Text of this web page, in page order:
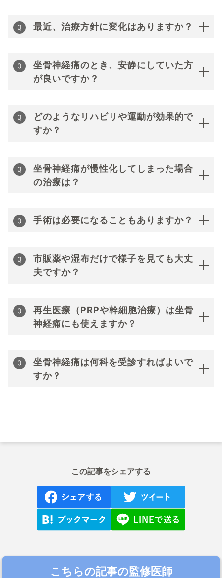
最近、治療方針に変化はありますか？
坐骨神経痛のとき、安静にしていた方
が良いですか？
どのようなリハビリや運動が効果的で
すか？
坐骨神経痛が慢性化してしまった場合
の治療は？
手術は必要になることもありますか？
市販薬や湿布だけで様子を見ても大丈
夫ですか？
再生医療（PRPや幹細胞治療）は坐骨
神経痛にも使えますか？
坐骨神経痛は何科を受診すればよいで
すか？
この記事をシェアする
こちらの記事の監修医師